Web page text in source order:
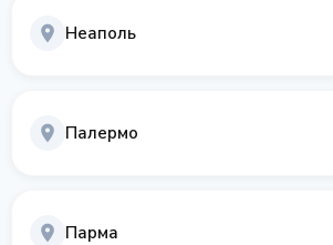
Неаполь
Палермо
Парма